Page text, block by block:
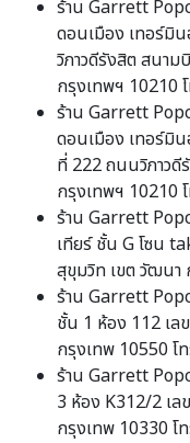
ร้าน Garrett
ดอนเมือง เทอร์มิ
วิภาวดีรังสิต สนาม
กรุงเทพฯ 10210
ร้าน Garrett
ดอนเมือง เทอร์มิ
ที่ 222 ถนนวิภาวดี
กรุงเทพฯ 10210
ร้าน Garrett
เทียร์ ชั้น G โซน
สุขุมวิท เขต วัฒนา
ร้าน Garrett
ชั้น 1 ห้อง 112 เล
กรุงเทพ 10550 โ
ร้าน Garrett
3 ห้อง K312/2 เ
กรุงเทพ 10330 โ